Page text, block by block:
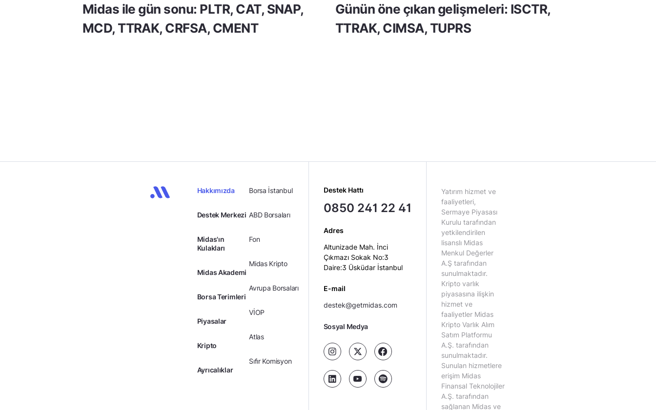
Midas ile gün sonu: PLTR, CAT, SNAP,
MCD, TTRAK, CRFSA, CMENT
Günün öne çıkan gelişmeleri: ISCTR,
TTRAK, CIMSA, TUPRS
Hakkımızda
Destek Merkezi
Midas'ın
Kulakları
Midas Akademi
Borsa Terimleri
Piyasalar
Kripto
Ayrıcalıklar
Borsa İstanbul
ABD Borsaları
Fon
Midas Kripto
Avrupa Borsaları
VİOP
Atlas
Sıfır Komisyon
Destek Hattı
0850 241 22 41
Adres
Altunizade Mah. İnci
Çıkmazı Sokak No:3
Daire:3 Üsküdar İstanbul
E-mail
destek@getmidas.com
Sosyal Medya
Yatırım hizmet ve
faaliyetleri,
Sermaye Piyasası
Kurulu tarafından
yetkilendirilen
lisanslı Midas
Menkul Değerler
A.Ş tarafından
sunulmaktadır.
Kripto varlık
piyasasına ilişkin
hizmet ve
faaliyetler Midas
Kripto Varlık Alım
Satım Platformu
A.Ş. tarafından
sunulmaktadır.
Sunulan hizmetlere
erişim Midas
Finansal Teknolojiler
A.Ş. tarafından
sağlanan Midas ve